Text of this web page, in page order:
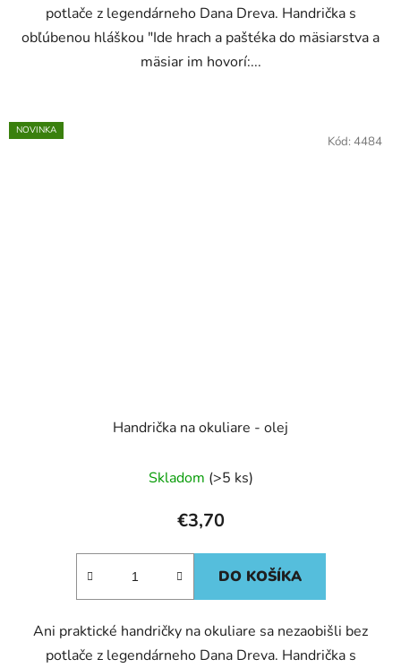
potlače z legendárneho Dana Dreva. Handrička s
obľúbenou hláškou "Ide hrach a paštéka do mäsiarstva a
mäsiar im hovorí:...
NOVINKA
Handrička na okuliare - olej
Skladom (>5 ks)
€3,70
DO KOŠÍKA
Ani praktické handričky na okuliare sa nezaobišli bez
potlače z legendárneho Dana Dreva. Handrička s
Kód: 4484